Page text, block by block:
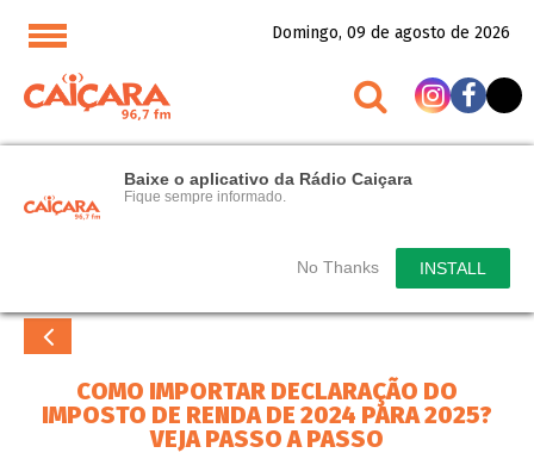
Baixe o aplicativo da Rádio Caiçara
Fique sempre informado.
No Thanks INSTALL
Domingo, 09 de agosto de 2026
COMO IMPORTAR DECLARAÇÃO DO
IMPOSTO DE RENDA DE 2024 PARA 2025?
VEJA PASSO A PASSO